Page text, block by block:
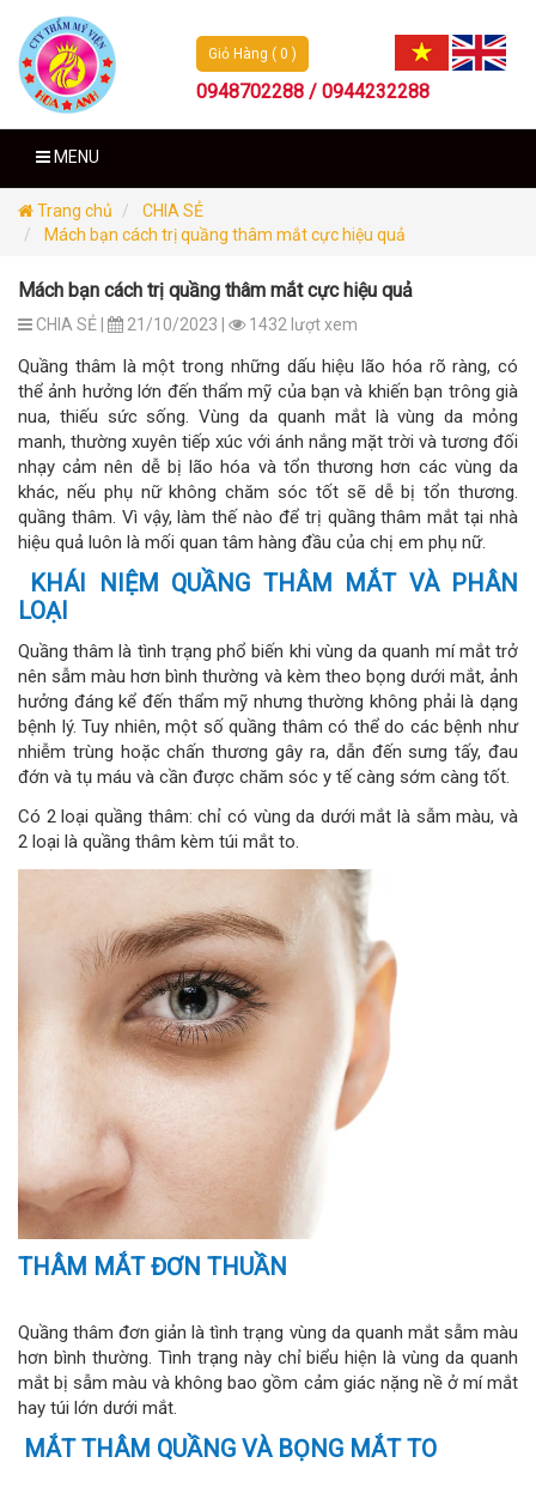
Giỏ Hàng ( 0 )
0948702288 / 0944232288
MENU
Trang chủ
CHIA SẺ
Mách bạn cách trị quầng thâm mắt cực hiệu quả
Mách bạn cách trị quầng thâm mắt cực hiệu quả
CHIA SẺ | 21/10/2023 | 1432 lượt xem
Quầng thâm là một trong những dấu hiệu lão hóa rõ ràng, có
thể ảnh hưởng lớn đến thẩm mỹ của bạn và khiến bạn trông già
nua, thiếu sức sống. Vùng da quanh mắt là vùng da mỏng
manh, thường xuyên tiếp xúc với ánh nắng mặt trời và tương đối
nhạy cảm nên dễ bị lão hóa và tổn thương hơn các vùng da
khác, nếu phụ nữ không chăm sóc tốt sẽ dễ bị tổn thương.
quầng thâm. Vì vậy, làm thế nào để trị quầng thâm mắt tại nhà
hiệu quả luôn là mối quan tâm hàng đầu của chị em phụ nữ.
KHÁI NIỆM QUẦNG THÂM MẮT VÀ PHÂN
LOẠI
Quầng thâm là tình trạng phổ biến khi vùng da quanh mí mắt trở
nên sẫm màu hơn bình thường và kèm theo bọng dưới mắt, ảnh
hưởng đáng kể đến thẩm mỹ nhưng thường không phải là dạng
bệnh lý. Tuy nhiên, một số quầng thâm có thể do các bệnh như
nhiễm trùng hoặc chấn thương gây ra, dẫn đến sưng tấy, đau
đớn và tụ máu và cần được chăm sóc y tế càng sớm càng tốt.
Có 2 loại quầng thâm: chỉ có vùng da dưới mắt là sẫm màu, và
2 loại là quầng thâm kèm túi mắt to.
THÂM MẮT ĐƠN THUẦN
Quầng thâm đơn giản là tình trạng vùng da quanh mắt sẫm màu
hơn bình thường. Tình trạng này chỉ biểu hiện là vùng da quanh
mắt bị sẫm màu và không bao gồm cảm giác nặng nề ở mí mắt
hay túi lớn dưới mắt.
MẮT THÂM QUẦNG VÀ BỌNG MẮT TO